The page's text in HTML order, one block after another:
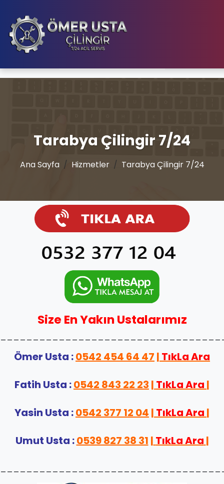
Tarabya Çilingir 7/24
Ana Sayfa Hizmetler Tarabya Çilingir 7/24
Size En Yakın Ustalarımız
Ömer Usta :0542 454 64 47 | TıkLa Ara
Fatih Usta :0542 843 22 23 | TıkLa Ara |
Yasin Usta :0542 377 12 04 | TıkLa Ara |
Umut Usta :0539 827 38 31 | TıkLa Ara |